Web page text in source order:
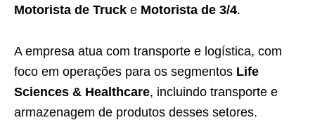
Motorista de Truck e Motorista de 3/4.
A empresa atua com transporte e logística, com
foco em operações para os segmentos Life
Sciences & Healthcare, incluindo transporte e
armazenagem de produtos desses setores.